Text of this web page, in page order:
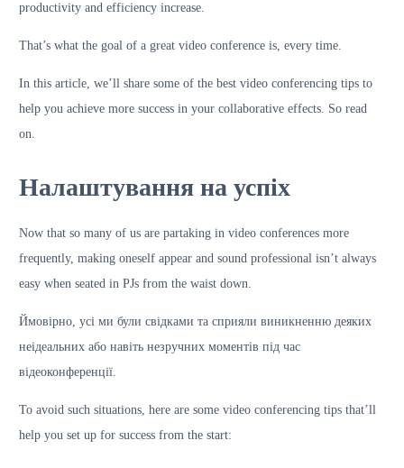
productivity and efficiency increase.
That’s what the goal of a great video conference is, every time.
In this article, we’ll share some of the best video conferencing tips to
help you achieve more success in your collaborative effects. So read
on.
Налаштування на успіх
Now that so many of us are partaking in video conferences more
frequently, making oneself appear and sound professional isn’t always
easy when seated in PJs from the waist down.
Ймовірно, усі ми були свідками та сприяли виникненню деяких
неідеальних або навіть незручних моментів під час
відеоконференції.
To avoid such situations, here are some video conferencing tips that’ll
help you set up for success from the start: